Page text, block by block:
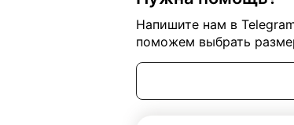
Напишите нам в
поможем выбрать